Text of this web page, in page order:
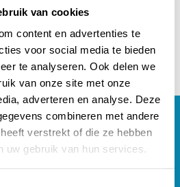
van cookies
content en advertenties te
voor social media te bieden
te analyseren. Ook delen we
van onze site met onze
adverteren en analyse. Deze
combineren met andere
verstrekt of die ze hebben
uw gebruik van hun services.
assortiment. Klik op één van de